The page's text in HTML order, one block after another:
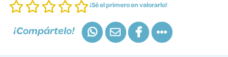
¡Sé el primero en valorarlo!
¡Compártelo!